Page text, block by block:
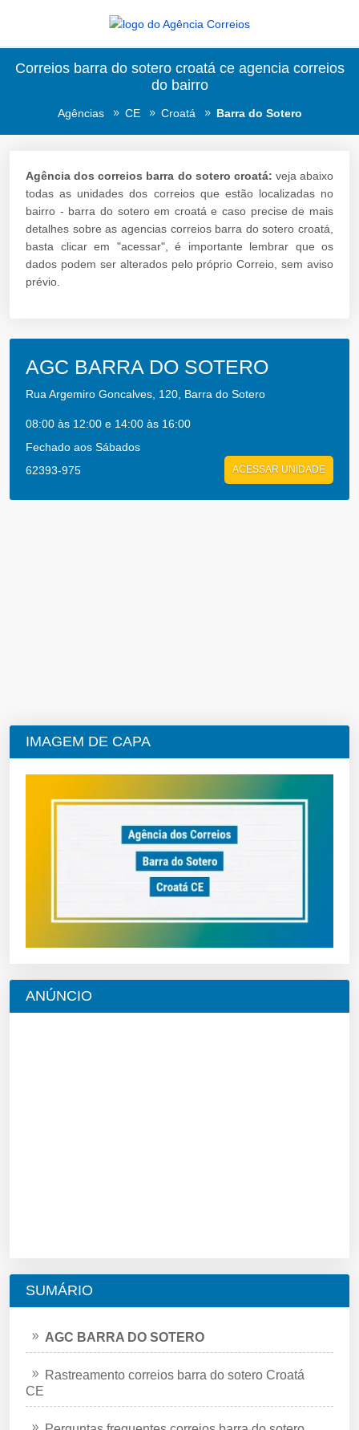
Correios barra do sotero croatá ce agencia correios
do bairro
Agências CE Croatá Barra do Sotero
Agência dos correios barra do sotero croatá: veja abaixo
todas as unidades dos correios que estão localizadas no
bairro - barra do sotero em croatá e caso precise de mais
detalhes sobre as agencias correios barra do sotero croatá,
basta clicar em "acessar", é importante lembrar que os
dados podem ser alterados pelo próprio Correio, sem aviso
prévio.
AGC BARRA DO SOTERO
Rua Argemiro Goncalves, 120, Barra do Sotero
08:00 às 12:00 e 14:00 às 16:00
Fechado aos Sábados
62393-975
ACESSAR UNIDADE
IMAGEM DE CAPA
ANÚNCIO
SUMÁRIO
AGC BARRA DO SOTERO
Rastreamento correios barra do sotero Croatá
CE